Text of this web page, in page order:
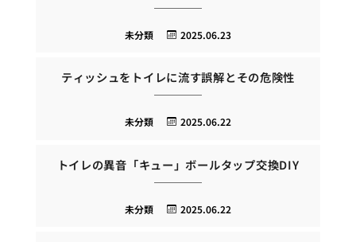
2025.06.23
未分類
ティッシュをトイレに流す誤解とその危険性
2025.06.22
未分類
トイレの異音「キュー」ボールタップ交換DIY
2025.06.22
未分類